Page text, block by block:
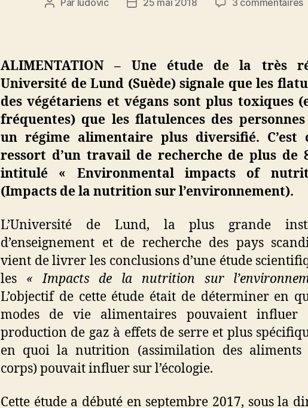
Auteur
Date
ALIMENTATION – Une étude de la très
Université de Lund (Suède) signale que les
des végétariens et végans sont plus toxiques
fréquentes) que les flatulences des
un régime alimentaire plus diversifié. C’est
ressort d’un travail de recherche de plus de
intitulé « Environmental impacts of
(Impacts de la nutrition sur l’environnement).
L’Université de Lund, la plus grande
d’enseignement et de recherche des pays
vient de livrer les conclusions d’une étude
les « Impacts de la nutrition sur
L’objectif de cette étude était de déterminer en
modes de vie alimentaires pouvaient influer
production de gaz à effets de serre et plus
en quoi la nutrition (assimilation des
corps) pouvait influer sur l’écologie.
Cette étude a débuté en septembre 2017, sous la